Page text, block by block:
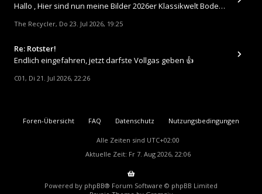
Hallo , Hier sind nun meine Bilder 2026er Klassikwelt Bodensee 😀 https://up.picr.de/51125547rb.jpg https://up.pi
The Recycler, Do 23. Jul 2026, 19:25
Re: Rotster!
Endlich eingefahren, jetzt darfste Vollgas geben 👍
C01, Di 21. Jul 2026, 22:26
Foren-Übersicht FAQ Datenschutz Nutzungsbedingungen
Alle Zeiten sind UTC+02:00
Aktuelle Zeit: Fr 7. Aug 2026, 22:06
Powered by phpBB® Forum Software © phpBB Limited